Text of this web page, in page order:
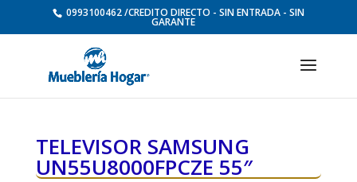
0993100462 /CREDITO DIRECTO - SIN ENTRADA - SIN
GARANTE
TELEVISOR SAMSUNG
UN55U8000FPCZE 55″